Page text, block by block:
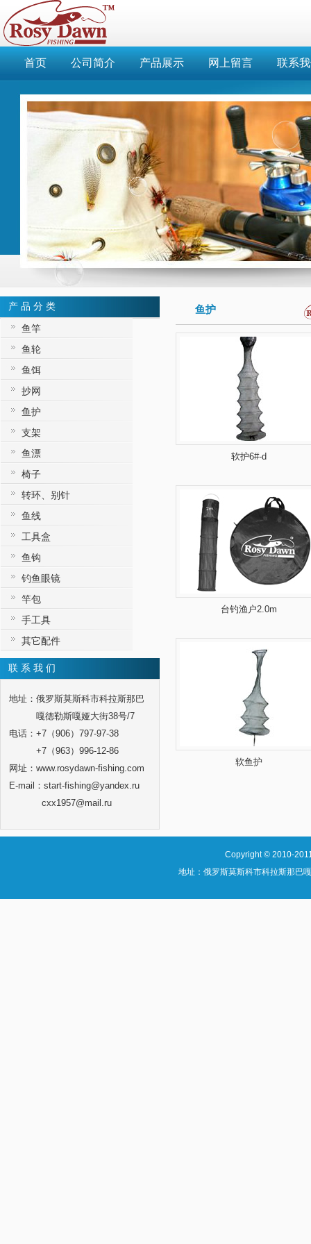
首页 公司简介 产品展示 网上留言 联系
产 品 分 类
鱼竿
鱼轮
鱼饵
抄网
鱼护
支架
鱼漂
椅子
转环、别针
鱼线
工具盒
鱼钩
钓鱼眼镜
竿包
手工具
其它配件
联 系 我 们
地址：俄罗斯莫斯科市科拉斯那巴
嘎德勒斯嘎娅大街38号/7
电话：+7（906）797-97-38
+7（963）996-12-86
网址：www.rosydawn-fishing.com
E-mail：start-fishing@yandex.ru
cxx1957@mail.ru
鱼护
软护6#-d
台钓渔户2.0m
软鱼护
Copyright© 2010-
地址：俄罗斯莫斯科市科拉斯那巴